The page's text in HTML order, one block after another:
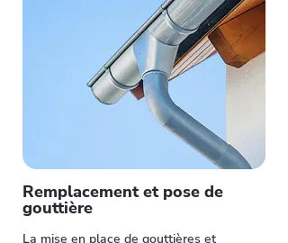
Remplacement et pose de
gouttière
La mise en place de gouttières et